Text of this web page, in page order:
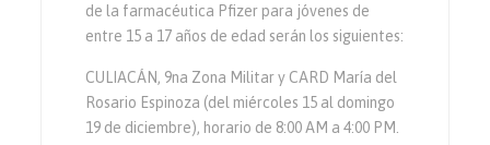
de la farmacéutica Pfizer para jóvenes de
entre 15 a 17 años de edad serán los siguientes:
CULIACÁN, 9na Zona Militar y CARD María del
Rosario Espinoza (del miércoles 15 al domingo
19 de diciembre), horario de 8:00 AM a 4:00 PM.